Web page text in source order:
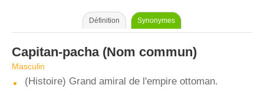
Définition Synonymes
Capitan-pacha(Nom commun)
Masculin
(Histoire) Grand amiral de l'empire ottoman.